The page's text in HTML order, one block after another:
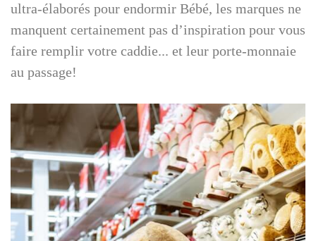
ultra-élaborés pour endormir Bébé, les marques ne
manquent certainement pas d’inspiration pour vous
faire remplir votre caddie... et leur porte-monnaie
au passage!